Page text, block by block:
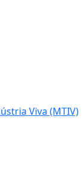
Viva (MTIV)